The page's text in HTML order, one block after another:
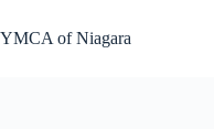
to
content
YMCA of Niagara